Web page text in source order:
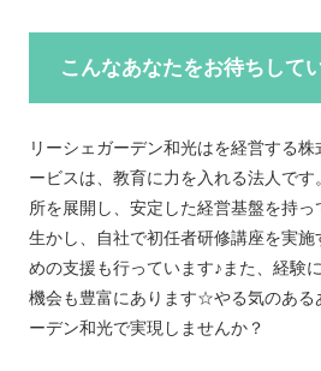
こんなあなたをお待ちして
リーシェガーデン和光はを経営する
ービスは、教育に力を入れる法人で
所を展開し、安定した経営基盤を持
生かし、自社で初任者研修講座を実施
めの支援も行っています♪また、経験
機会も豊富にあります☆やる気のある
ーデン和光で実現しませんか？